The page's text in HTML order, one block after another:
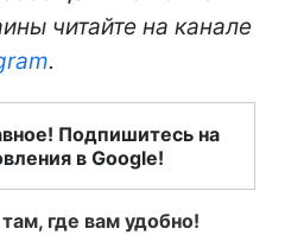
читайте на канале
.
Подпишитесь на
в Google!
где вам удобно!